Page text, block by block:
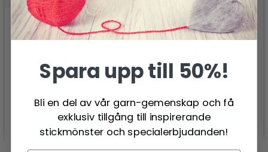
16.95 SEK
Se produkt
44.95 SEK
Se produkt
Spara upp till 50%!
Bli en del av vår garn-gemenskap och få
exklusiv tillgång till inspirerande
stickmönster och specialerbjudanden!